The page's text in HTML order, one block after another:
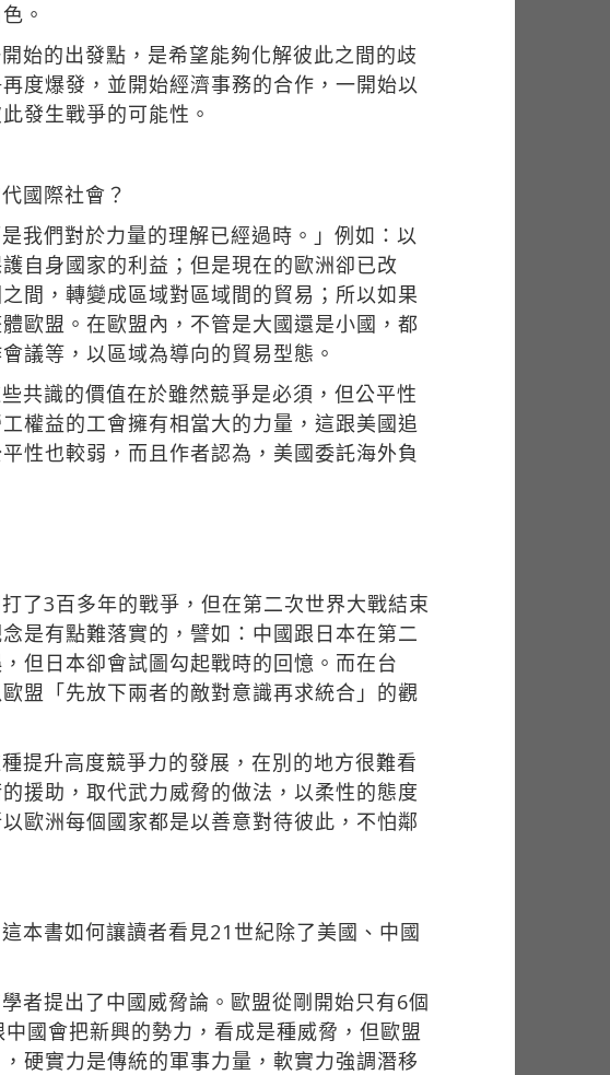
。
始的出發點，是希望能夠化解彼此之間的歧
度爆發，並開始經濟事務的合作，一開始以
發生戰爭的可能性。
國際社會？
我們對於力量的理解已經過時。」例如：以
自身國家的利益；但是現在的歐洲卻已改
間，轉變成區域對區域間的貿易；所以如果
歐盟。在歐盟內，不管是大國還是小國，都
議等，以區域為導向的貿易型態。
共識的價值在於雖然競爭是必須，但公平性
權益的工會擁有相當大的力量，這跟美國追
性也較弱，而且作者認為，美國委託海外負
了3百多年的戰爭，但在第二次世界大戰結束
是有點難落實的，譬如：中國跟日本在第二
但日本卻會試圖勾起戰時的回憶。而在台
盟「先放下兩者的敵對意識再求統合」的觀
提升高度競爭力的發展，在別的地方很難看
援助，取代武力威脅的做法，以柔性的態度
歐洲每個國家都是以善意對待彼此，不怕鄰
本書如何讓讀者看見21世紀除了美國、中國
者提出了中國威脅論。歐盟從剛開始只有6個
國會把新興的勢力，看成是種威脅，但歐盟
硬實力是傳統的軍事力量，軟實力強調潛移